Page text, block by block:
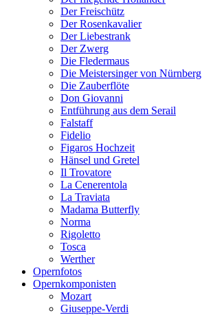
Der Freischütz
Der Rosenkavalier
Der Liebestrank
Der Zwerg
Die Fledermaus
Die Meistersinger von Nürnberg
Die Zauberflöte
Don Giovanni
Entführung aus dem Serail
Falstaff
Fidelio
Figaros Hochzeit
Hänsel und Gretel
Il Trovatore
La Cenerentola
La Traviata
Madama Butterfly
Norma
Rigoletto
Tosca
Werther
Opernfotos
Opernkomponisten
Mozart
Giuseppe-Verdi